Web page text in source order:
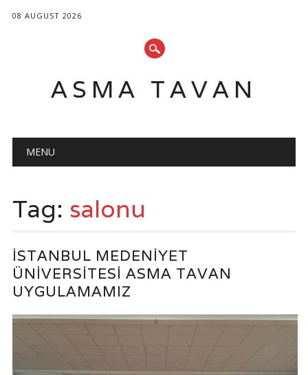
08 AUGUST 2026
ASMA TAVAN
Main menu
MENU
Tag: salonu
İSTANBUL MEDENIYET
ÜNIVERSITESI ASMA TAVAN
UYGULAMAMIZ